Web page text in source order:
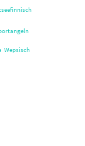
Wepsisch